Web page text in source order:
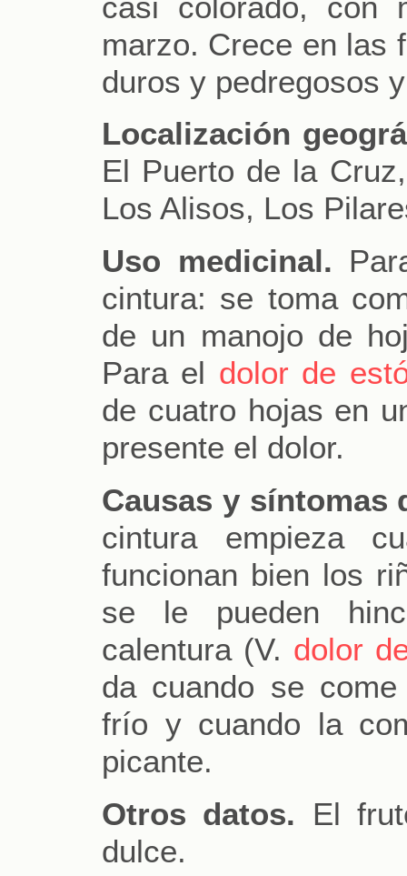
marzo. Crece en las
duros y pedregosos
Localización
El Puerto de la
Los Alisos, Los
Uso medicinal.
cintura: se toma
de un manojo de
Para el dolor de
de cuatro hojas en
presente el dolor.
Causas y síntomas
cintura empieza
funcionan bien los
se le pueden
calentura (V. dolor
da cuando se
frío y cuando la
picante.
Otros datos. El
dulce.